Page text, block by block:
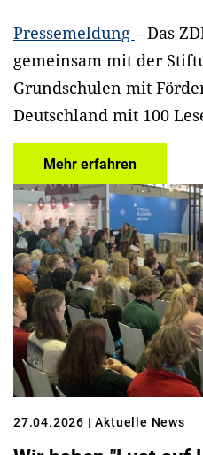
Pressemeldung– Das
gemeinsam mit der
Grundschulen mit
Deutschland mit 100
Mehr erfahren
27.04.2026 | Aktuelle News